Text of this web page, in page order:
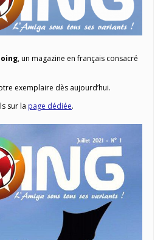
, un magazine en français consacré
exemplaire dès aujourd’hui.
sur la page dédiée.